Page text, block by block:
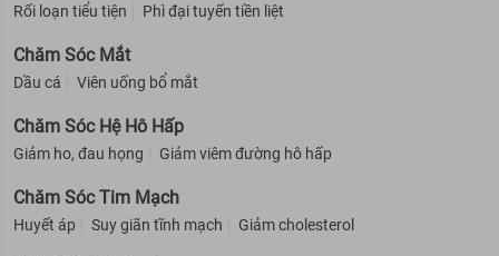
Rối loạn tiểu tiện Phì đại tuyến tiền liệt
Chăm Sóc Mắt
Dầu cá Viên uống bổ mắt
Chăm Sóc Hệ Hô Hấp
Giảm ho, đau họng Giảm viêm đường hô hấp
Chăm Sóc Tim Mạch
Huyết áp Suy giãn tĩnh mạch Giảm cholesterol